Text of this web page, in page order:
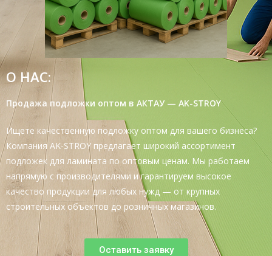
О НАС:
Продажа подложки оптом в АКТАУ — AK-STROY
Ищете качественную подложку оптом для вашего бизнеса?
Компания AK-STROY предлагает широкий ассортимент
подложек для ламината по оптовым ценам. Мы работаем
напрямую с производителями и гарантируем высокое
качество продукции для любых нужд — от крупных
строительных объектов до розничных магазинов.
Оставить заявку